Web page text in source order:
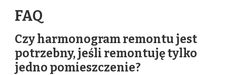
FAQ
Czy harmonogram remontu jest
potrzebny, jeśli remontuję tylko
jedno pomieszczenie?